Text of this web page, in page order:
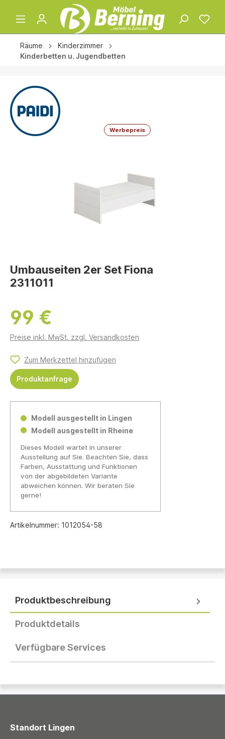
Räume
Kinderzimmer
Kinderbetten u. Jugendbetten
Werbepreis
Umbauseiten 2er Set Fiona
2311011
99 €
Preise inkl. MwSt. zzgl. Versandkosten
Zum Merkzettel hinzufügen
Produktanfrage
Modell ausgestellt in Lingen
Modell ausgestellt in Rheine
Dieses Modell wartet in unserer
Ausstellung auf Sie. Beachten Sie, dass
Farben, Ausstattung und Funktionen
von der abgebildeten Variante
abweichen können. Wir beraten Sie
gerne!
Artikelnummer: 1012054-58
Produktbeschreibung
Produktdetails
Verfügbare Services
Standort Lingen